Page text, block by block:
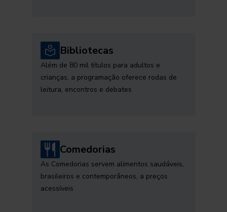
Bibliotecas
Além de 80 mil títulos para adultos e
crianças, a programação oferece rodas de
leitura, encontros e debates
Comedorias
As Comedorias servem alimentos saudáveis,
brasileiros e contemporâneos, a preços
acessíveis